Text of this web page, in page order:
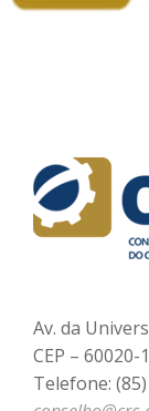
Av. da
CEP – 60020-
Telefone: